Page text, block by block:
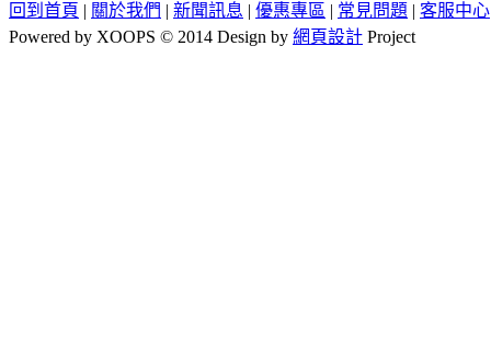
回到首頁 | 關於我們 | 新聞訊息 | 優惠專區 | 常見問題 | 客服中心
Powered by XOOPS © 2014 Design by 網頁設計 Project